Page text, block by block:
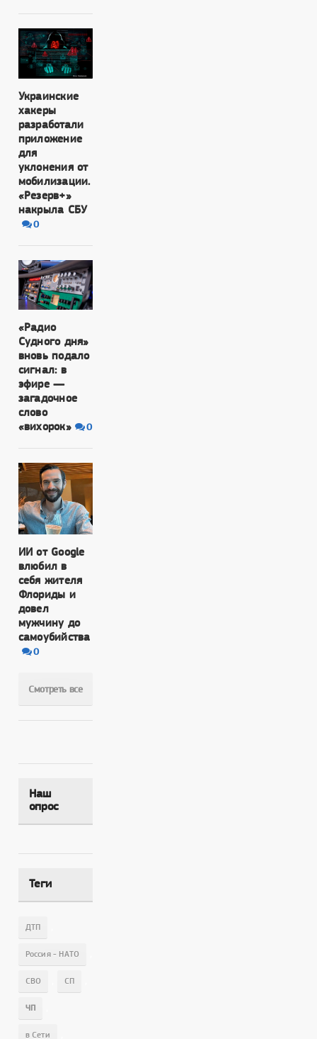
Украинские
хакеры
разработали
приложение
для
уклонения от
мобилизации.
«Резерв+»
накрыла СБУ
0
«Радио
Судного дня»
вновь подало
сигнал: в
эфире —
загадочное
слово
«вихорок»
0
ИИ от Google
влюбил в
себя жителя
Флориды и
довел
мужчину до
самоубийства
0
Смотреть все
Наш
опрос
Теги
ДТП
Россия - НАТО
СВО СП
ЧП
в Сети